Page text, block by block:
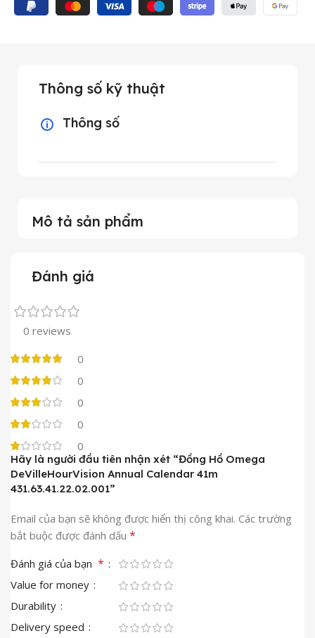
Mô tả sản phẩm
Thông số kỹ thuật
Thông số
Đánh giá
0 reviews
0
0
0
0
0
Hãy là người đầu tiên nhận xét “Đồng Hồ Omega
DeVilleHourVision Annual Calendar 41m
431.63.41.22.02.001”
Email của bạn sẽ không được hiển thị công khai. Các trường
bắt buộc được đánh dấu *
Đánh giá của bạn *
Value for money
Durability
Delivery speed